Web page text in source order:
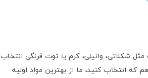
کیک تولد عدد 5 خودتون رو از طعم های مختلف مثل شکلاتی، وانیلی، کرم یا توت فرنگی انتخاب
انتخاب کنید، ما از بهترین مواد اولیه